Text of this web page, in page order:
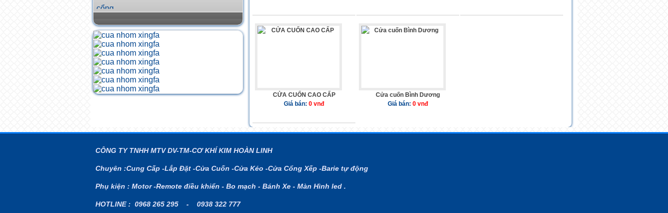
CỬA CUỐN CAO CẤP
Giá bán: 0 vnđ
Cửa cuốn Bình Dương
Giá bán: 0 vnđ
CÔNG TY TNHH MTV DV-TM-CƠ KHÍ KIM HOÀN LINH
Chuyên :Cung Cấp -Lắp Đặt -Cửa Cuốn -Cửa Kéo -Cửa Cổng Xếp -Barie tự động
Phụ kiện : Motor -Remote điều khiển - Bo mạch - Bánh Xe - Màn Hình led .
HOTLINE : 0968 265 295 - 0938 322 777